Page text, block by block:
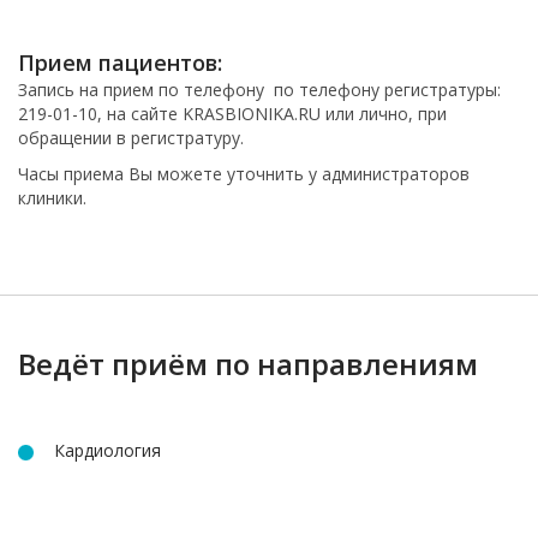
Прием пациентов:
Запись на прием по телефону по телефону регистратуры:
219-01-10, на сайте KRASBIONIKA.RU или лично, при
обращении в регистратуру.
Часы приема Вы можете уточнить у администраторов
клиники.
Ведёт приём по направлениям
Кардиология